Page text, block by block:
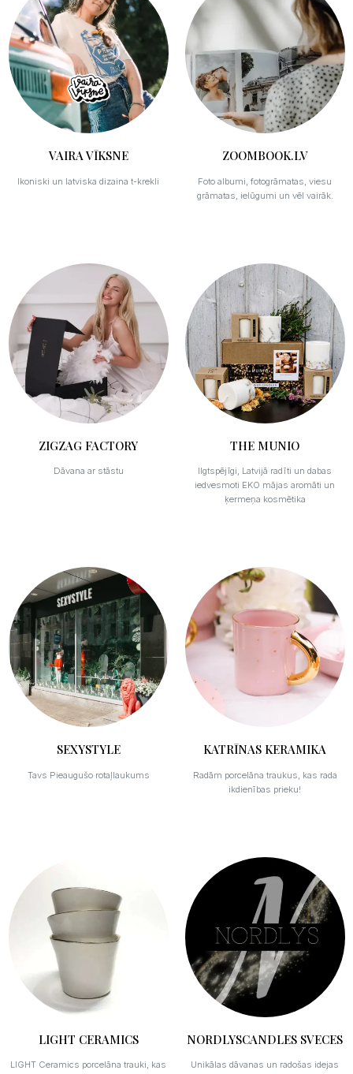
VAIRA VĪKSNE
Ikoniski un latviska dizaina t-krekli
ZOOMBOOK.LV
Foto albumi, fotogrāmatas, viesu
grāmatas, ielūgumi un vēl vairāk.
ZIGZAG FACTORY
Dāvana ar stāstu
THE MUNIO
Ilgtspējīgi, Latvijā radīti un dabas
iedvesmoti EKO mājas aromāti un
ķermeņa kosmētika
SEXYSTYLE
Tavs Pieaugušo rotaļlaukums
KATRĪNAS KERAMIKA
Radām porcelāna traukus, kas rada
ikdienības prieku!
LIGHT CERAMICS
LIGHT Ceramics porcelāna trauki, kas
NORDLYSCANDLES SVECES
Unikālas dāvanas un radošas idejas